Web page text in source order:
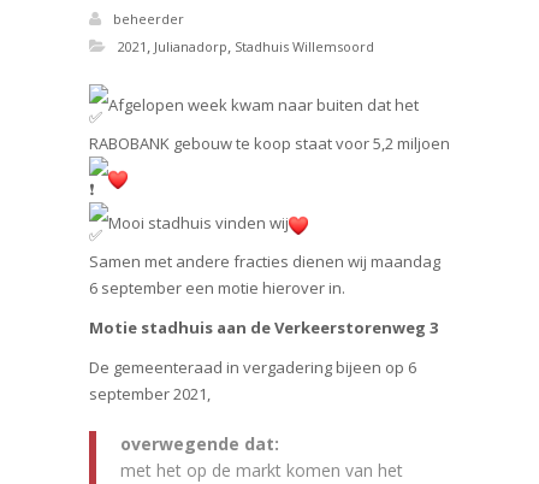
beheerder
2021 , Julianadorp, Stadhuis Willemsoord
Afgelopen week kwam naar buiten dat het
RABOBANK gebouw te koop staat voor 5,2 miljoen
Mooi stadhuis vinden wij
Samen met andere fracties dienen wij maandag
6 september een motie hierover in.
Motie stadhuis aan de Verkeerstorenweg 3
De gemeenteraad in vergadering bijeen op 6
september 2021,
overwegende dat:
met het op de markt komen van het